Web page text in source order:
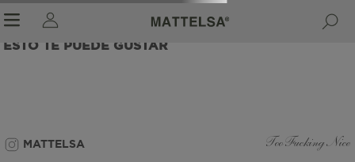
ESTO TE PUEDE GUSTAR
MATTELSA Too Fucking Nice